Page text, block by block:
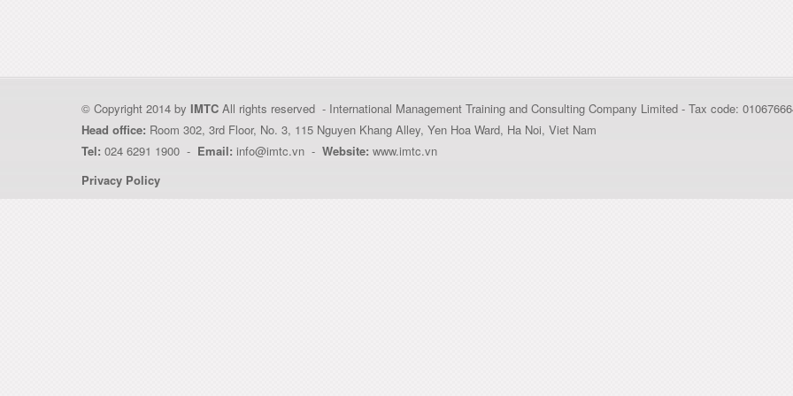
© Copyright 2014 by IMTC All rights reserved - International Management Training and Consulting Company Limited - Tax code:
Head office: Room 302, 3rd Floor, No. 3, 115 Nguyen Khang Alley, Yen Hoa Ward, Ha Noi, Viet Nam
Tel: 024 6291 1900 - Email: info@imtc.vn - Website: www.imtc.vn
Privacy Policy